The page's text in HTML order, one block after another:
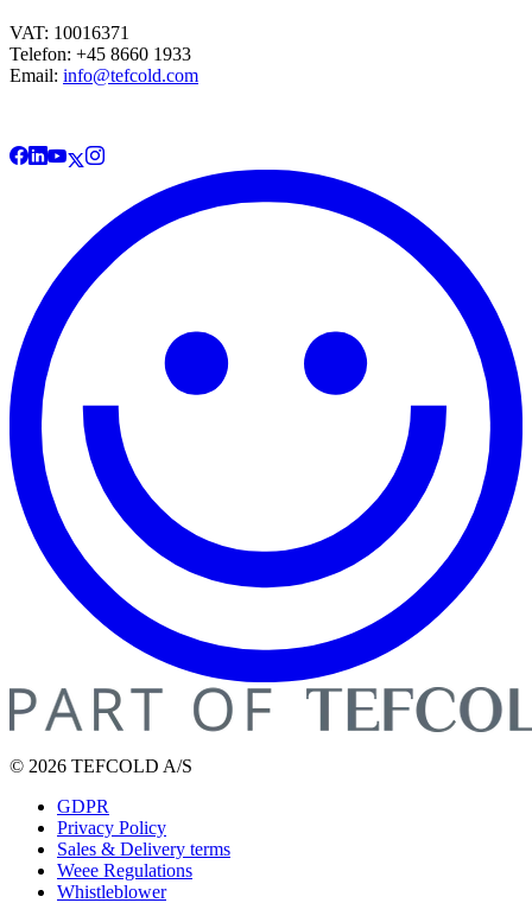
VAT: 10016371
Telefon: +45 8660 1933
Email: info@tefcold.com
© 2026 TEFCOLD A/S
GDPR
Privacy Policy
Sales & Delivery terms
Weee Regulations
Whistleblower